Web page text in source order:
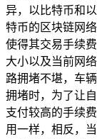
异，以比特币和
特币的区块链网
使得其交易手续
大小以及当前网
路拥堵不堪，车
拥堵时，为了让
支付较高的手续
用一样，相反，